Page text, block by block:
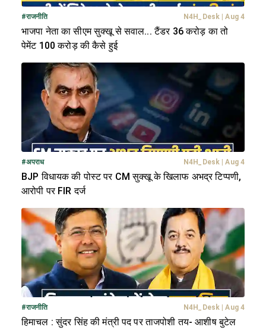
#राजनीति N4H_Desk Aug 4
भाजपा नेता का सीएम सुक्खू से सवाल... टैंडर 36 करोड़ का तो
पेमेंट 100 करोड़ की कैसे हुई
#अपराध N4H_Desk Aug 4
BJP विधायक की पोस्ट पर CM सुक्खू के खिलाफ अभद्र टिप्पणी,
आरोपी पर FIR दर्ज
#राजनीति N4H_Desk Aug 4
हिमाचल : सुंदर सिंह की मंत्री पद पर ताजपोशी तय- आशीष बुटेल